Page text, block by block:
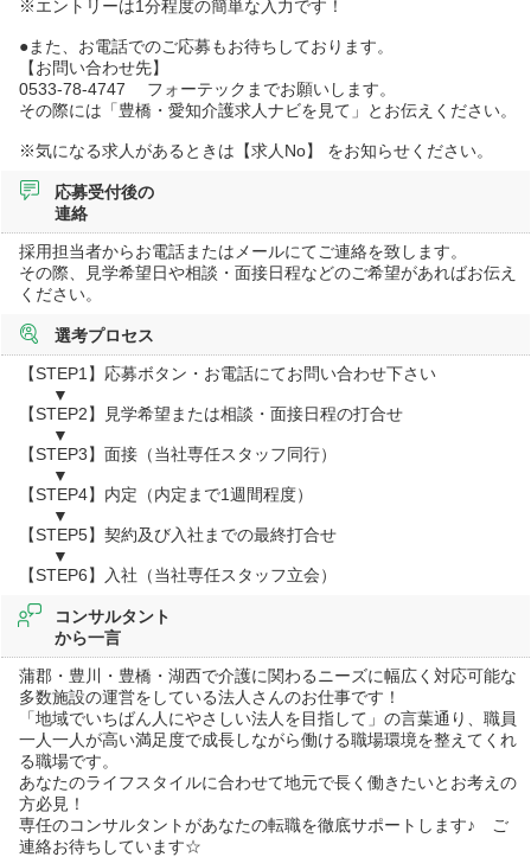
※エントリーは1分程度の簡単な入力です！
●また、お電話でのご応募もお待ちしております。
【お問い合わせ先】
0533-78-4747 フォーテックまでお願いします。
その際には「豊橋・愛知介護求人ナビを見て」とお伝えください。
※気になる求人があるときは【求人No】 をお知らせください。
応募受付後の
連絡
採用担当者からお電話またはメールにてご連絡を致します。
その際、見学希望日や相談・面接日程などのご希望があればお伝え
ください。
選考プロセス
【STEP1】応募ボタン・お電話にてお問い合わせ下さい
▼
【STEP2】見学希望または相談・面接日程の打合せ
▼
【STEP3】面接（当社専任スタッフ同行）
▼
【STEP4】内定（内定まで1週間程度）
▼
【STEP5】契約及び入社までの最終打合せ
▼
【STEP6】入社（当社専任スタッフ立会）
コンサルタント
から一言
蒲郡・豊川・豊橋・湖西で介護に関わるニーズに幅広く対応可能な
多数施設の運営をしている法人さんのお仕事です！
「地域でいちばん人にやさしい法人を目指して」の言葉通り、職員
一人一人が高い満足度で成長しながら働ける職場環境を整えてくれ
る職場です。
あなたのライフスタイルに合わせて地元で長く働きたいとお考えの
方必見！
専任のコンサルタントがあなたの転職を徹底サポートします♪ ご
連絡お待ちしています☆